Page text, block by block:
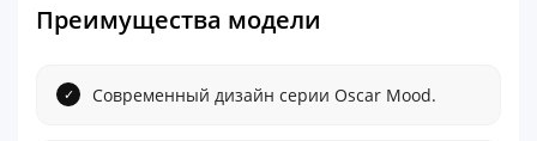
Преимущества модели
Современный дизайн серии Oscar Mood.